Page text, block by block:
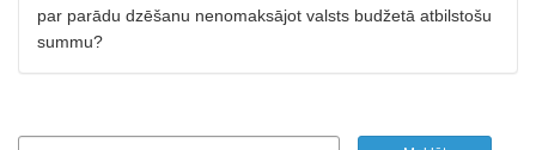
par parādu dzēšanu nenomaksājot valsts budžetā atbilstošu
summu?